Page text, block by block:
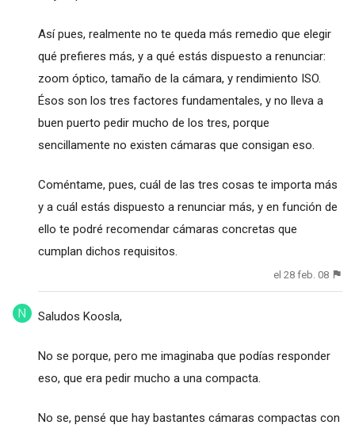
Así pues, realmente no te queda más remedio que elegir
qué prefieres más, y a qué estás dispuesto a renunciar:
zoom óptico, tamaño de la cámara, y rendimiento ISO.
Ésos son los tres factores fundamentales, y no lleva a
buen puerto pedir mucho de los tres, porque
sencillamente no existen cámaras que consigan eso.
Coméntame, pues, cuál de las tres cosas te importa más
y a cuál estás dispuesto a renunciar más, y en función de
ello te podré recomendar cámaras concretas que
cumplan dichos requisitos.
el 28 feb. 08
Saludos Koosla,
No se porque, pero me imaginaba que podías responder
eso, que era pedir mucho a una compacta.
No se, pensé que hay bastantes cámaras compactas con